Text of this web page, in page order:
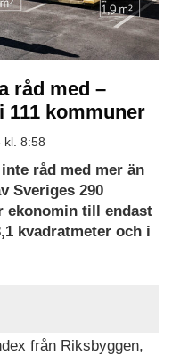
råd med –
111 kommuner
kl. 8:58
råd med mer än
Sveriges 290
ekonomin till endast
kvadratmeter och i
från Riksbyggen,